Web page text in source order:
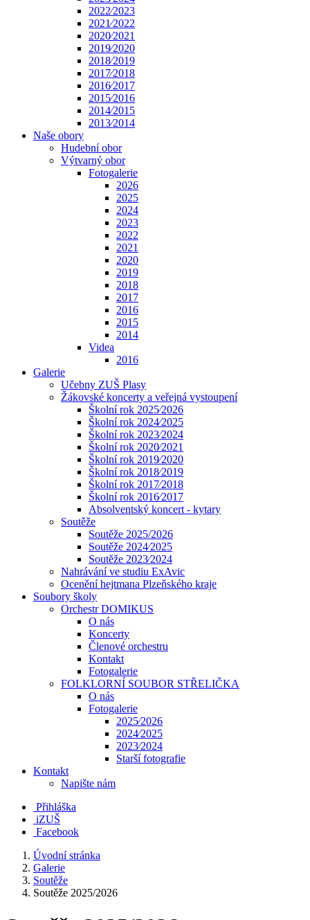
2022⁄2023
2021⁄2022
2020⁄2021
2019⁄2020
2018⁄2019
2017⁄2018
2016⁄2017
2015⁄2016
2014⁄2015
2013⁄2014
Naše obory
Hudební obor
Výtvarný obor
Fotogalerie
2026
2025
2024
2023
2022
2021
2020
2019
2018
2017
2016
2015
2014
Videa
2016
Galerie
Učebny ZUŠ Plasy
Žákovské koncerty a veřejná vystoupení
Školní rok 2025⁄2026
Školní rok 2024⁄2025
Školní rok 2023⁄2024
Školní rok 2020⁄2021
Školní rok 2019⁄2020
Školní rok 2018⁄2019
Školní rok 2017⁄2018
Školní rok 2016⁄2017
Absolventský koncert - kytary
Soutěže
Soutěže 2025/2026
Soutěže 2024⁄2025
Soutěže 2023⁄2024
Nahrávání ve studiu ExAvic
Ocenění hejtmana Plzeňského kraje
Soubory školy
Orchestr DOMIKUS
O nás
Koncerty
Členové orchestru
Kontakt
Fotogalerie
FOLKLORNÍ SOUBOR STŘELIČKA
O nás
Fotogalerie
2025⁄2026
2024⁄2025
2023⁄2024
Starší fotografie
Kontakt
Napište nám
Přihláška
iZUŠ
Facebook
Úvodní stránka
Galerie
Soutěže
Soutěže 2025/2026